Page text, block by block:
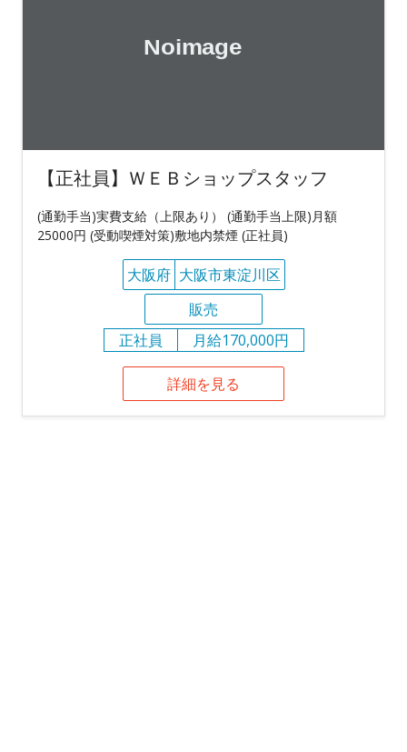
【正社員】ＷＥＢショップスタッフ
(通勤手当)実費支給（上限あり） (通勤手当上限)月額
25000円 (受動喫煙対策)敷地内禁煙 (正社員)
大阪府 大阪市東淀川区
販売
正社員
月給170,000円
詳細を見る